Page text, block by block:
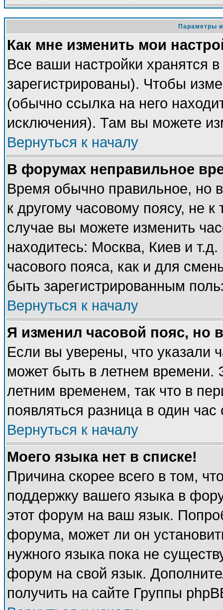
Параметры
Как мне изменить мои
Все ваши настройки хранятся
зарегистрированы). Чтобы
(обычно ссылка на него
исключения). Там вы можете
Вернуться к началу
В форумах неправильное
Время обычно правильное, но
к другому часовому поясу, не
случае вы можете изменить
находитесь: Москва, Киев и
часового пояса, как и для
быть зарегистрированным
Вернуться к началу
Я изменил часовой пояс, но
Если вы уверены, что указали
может быть в летнем времени.
летним временем, так что в
появляться разница в один
Вернуться к началу
Моего языка нет в списке!
Причина скорее всего в том,
поддержку вашего языка в
этот форум на ваш язык.
форума, может ли он
нужного языка пока не
форум на свой язык.
получить на сайте Группы